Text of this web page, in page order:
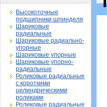
Высокоточные
подшипники шпинделя
Шариковые
радиальные
Шариковые радиально-
упорные
Шариковые упорные
Шариковые упорно-
радиальные
Роликовые радиальные
с короткими
цилиндрическими
роликами
Роликовые радиальные